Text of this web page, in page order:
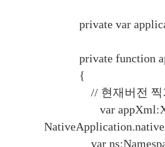
private var
private function
{
// 현재버전 찍
var
var ns:Namespace